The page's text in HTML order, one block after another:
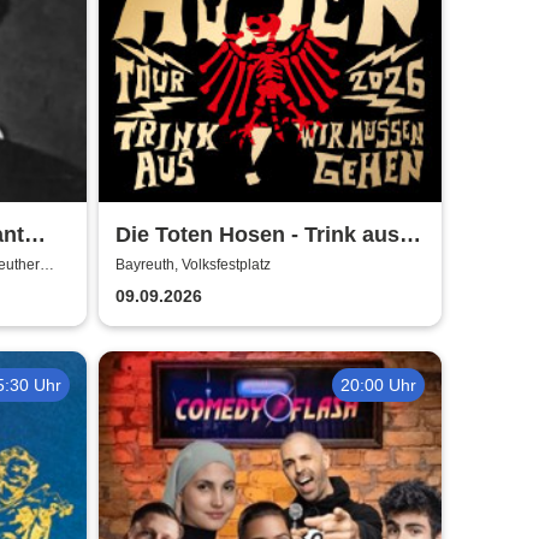
Die Toten Hosen - Trink aus!
Wir müssen gehen - Tour
2026
Bayreuth, Volksfestplatz
09.09.2026
Uhr 20:00 Uhr